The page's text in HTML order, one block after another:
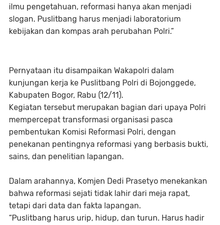
ilmu pengetahuan, reformasi hanya akan menjadi
slogan. Puslitbang harus menjadi laboratorium
kebijakan dan kompas arah perubahan Polri.”
Pernyataan itu disampaikan Wakapolri dalam
kunjungan kerja ke Puslitbang Polri di Bojonggede,
Kabupaten Bogor, Rabu (12/11).
Kegiatan tersebut merupakan bagian dari upaya Polri
mempercepat transformasi organisasi pasca
pembentukan Komisi Reformasi Polri, dengan
penekanan pentingnya reformasi yang berbasis bukti,
sains, dan penelitian lapangan.
Dalam arahannya, Komjen Dedi Prasetyo menekankan
bahwa reformasi sejati tidak lahir dari meja rapat,
tetapi dari data dan fakta lapangan.
“Puslitbang harus urip, hidup, dan turun. Harus hadir